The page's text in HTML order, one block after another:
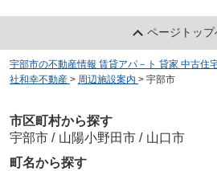
ページトップ
宇部市の不動産情報 賃貸アパ－ト 貸家 中古住
社和幸不動産 > 周辺施設案内 > 宇部市
市区町村から探す
宇部市 / 山陽小野田市 / 山口市
町名から探す